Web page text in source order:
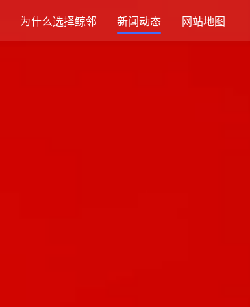
为什么选择鲸邻 新闻动态 网站地图